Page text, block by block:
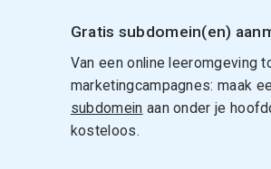
Gratis subdomein(en)
Van een online leeromgeving
marketingcampagnes: maak
subdomein aan onder je
kosteloos.